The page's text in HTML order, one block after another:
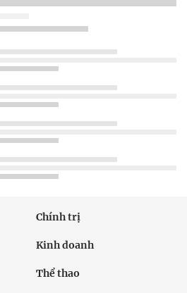
Chính trị
Kinh doanh
Thể thao